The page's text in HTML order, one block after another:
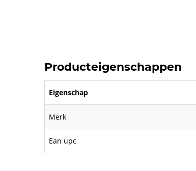
Producteigenschappen
Eigenschap
Merk
Ean upc